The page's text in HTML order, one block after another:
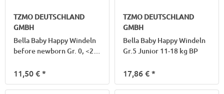
TZMO DEUTSCHLAND
GMBH
Bella Baby Happy Windeln
before newborn Gr. 0, <2
11,50 €*
TZMO DEUTSCHLAND
GMBH
Bella Baby Happy Windeln
Gr.5 Junior 11-18 kg BP
17,86 €*